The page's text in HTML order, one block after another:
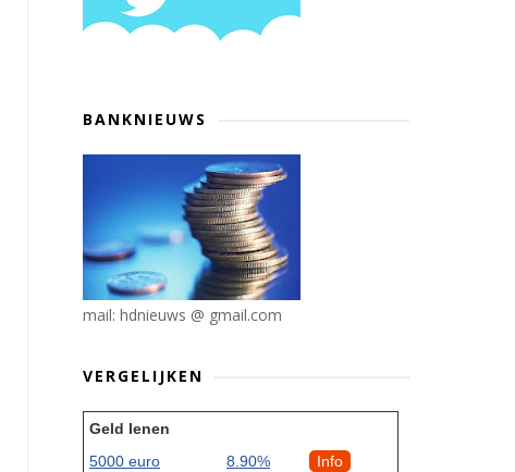
BANKNIEUWS
mail: hdnieuws @ gmail.com
VERGELIJKEN
Geld lenen
5000 euro
8.90%
Info